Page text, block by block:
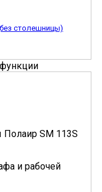
столешницы)